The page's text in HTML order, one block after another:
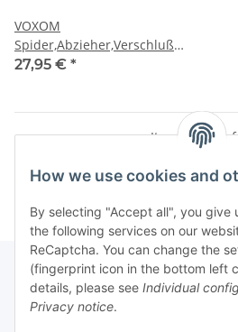
How we use cookies and
By selecting "Accept all", you give
the following services on our
ReCaptcha. You can change the
(fingerprint icon in the bottom left
details, please see Individual
Privacy notice.
VOXOM
Spider,Abzieher,Verschlußring
für Bosch Gen.3+4 +
27,95 € *
Items 1 - 11
Information